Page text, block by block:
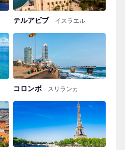
テルアビブ イスラエル
コロンボ スリランカ